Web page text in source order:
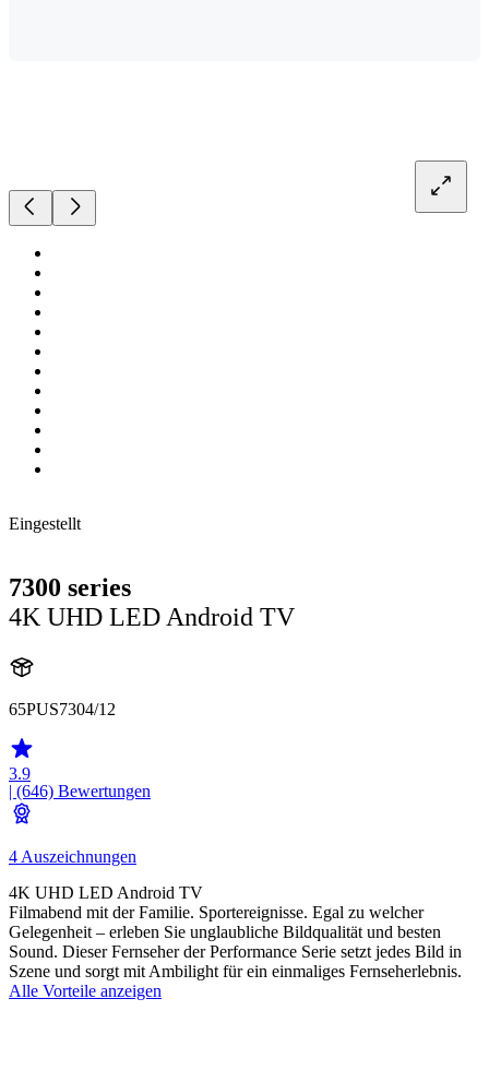
Eingestellt
7300 series
4K UHD LED Android TV
65PUS7304/12
3.9
| (646) Bewertungen
4 Auszeichnungen
4K UHD LED Android TV
Filmabend mit der Familie. Sportereignisse. Egal zu welcher
Gelegenheit – erleben Sie unglaubliche Bildqualität und besten
Sound. Dieser Fernseher der Performance Serie setzt jedes Bild in
Szene und sorgt mit Ambilight für ein einmaliges Fernseherlebnis.
Alle Vorteile anzeigen